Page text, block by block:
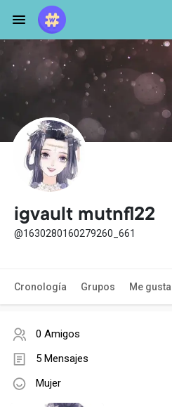
igvault mutnfl22
@1630280160279260_661
Cronología Grupos Me gusta
0 Amigos
5 Mensajes
Mujer